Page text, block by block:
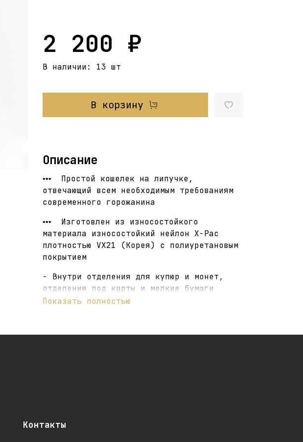
2 200 ₽
В наличии: 13 шт
В корзину
Описание
••• Простой кошелек на липучке,
отвечающий всем необходимым требованиям
современного горожанина
••• Изготовлен из износостойкого
материала износостойкий нейлон X-Pac
плотностью VX21 (Корея) с полиуретановым
покрытием
- Внутри отделения для купюр и монет,
отделения под карты и мелкие бумаги
Показать полностью
Контакты